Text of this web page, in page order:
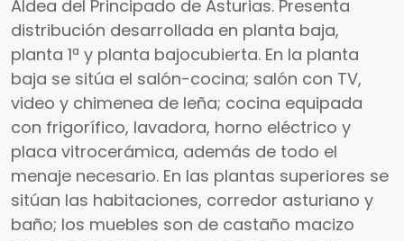
Aldea del Principado de Asturias. Presenta
distribución desarrollada en planta baja,
planta 1ª y planta bajocubierta. En la planta
baja se sitúa el salón-cocina; salón con TV,
video y chimenea de leña; cocina equipada
con frigorífico, lavadora, horno eléctrico y
placa vitrocerámica, además de todo el
menaje necesario. En las plantas superiores se
sitúan las habitaciones, corredor asturiano y
baño; los muebles son de castaño macizo